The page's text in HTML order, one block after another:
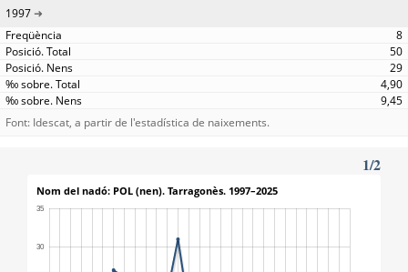
1997
8
50
29
4,90
9,45
Font: Idescat, a partir de l'estadística de naixements.